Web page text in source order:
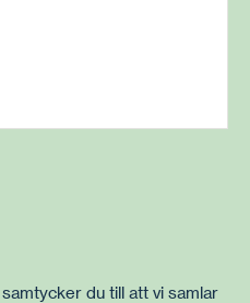
du till att vi samlar